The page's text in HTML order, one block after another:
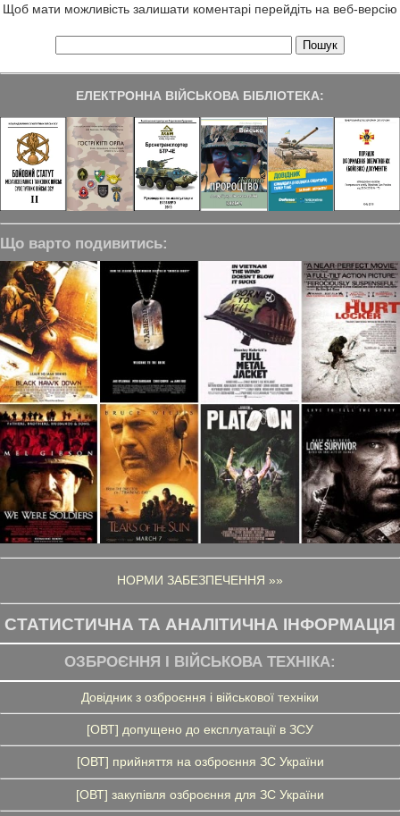
Щоб мати можливість залишати коментарі перейдіть на веб-версію
ЕЛЕКТРОННА ВІЙСЬКОВА БІБЛІОТЕКА:
Що варто подивитись:
НОРМИ ЗАБЕЗПЕЧЕННЯ »»
СТАТИСТИЧНА ТА АНАЛІТИЧНА ІНФОРМАЦІЯ
ОЗБРОЄННЯ І ВІЙСЬКОВА ТЕХНІКА:
Довідник з озброєння і військової техніки
[ОВТ] допущено до експлуатації в ЗСУ
[ОВТ] прийняття на озброєння ЗС України
[ОВТ] закупівля озброєння для ЗС України